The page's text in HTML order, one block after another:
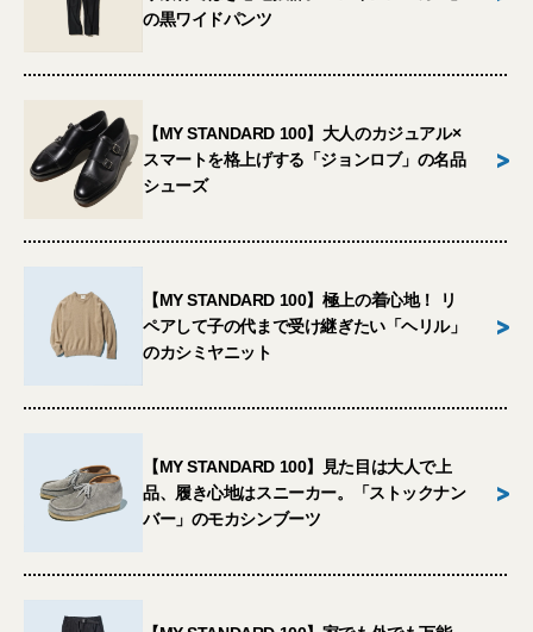
の黒ワイドパンツ
【MY STANDARD 100】大人のカジュアル×
スマートを格上げする「ジョンロブ」の名品
シューズ
>
【MY STANDARD 100】極上の着心地！ リ
ペアして子の代まで受け継ぎたい「ヘリル」
のカシミヤニット
>
【MY STANDARD 100】見た目は大人で上
品、履き心地はスニーカー。「ストックナン
バー」のモカシンブーツ
>